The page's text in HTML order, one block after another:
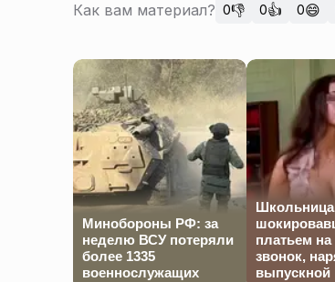
Как вам материал? 0👎 0👍 0😄
Минобороны РФ: за
неделю ВСУ потеряли
более 1335
военнослужащих
платьем
звонок,
выпускной